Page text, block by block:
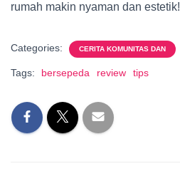
rumah makin nyaman dan estetik!
Categories: CERITA KOMUNITAS DAN
Tags: bersepeda review tips